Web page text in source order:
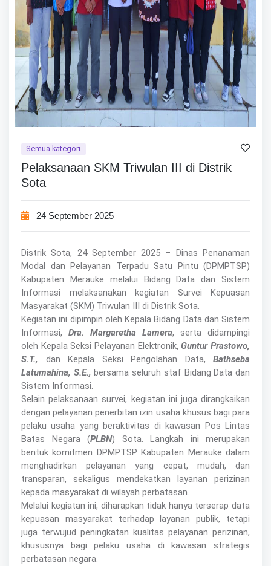
Semua kategori
Pelaksanaan SKM Triwulan III di Distrik
Sota
24 September 2025
Distrik Sota, 24 September 2025 – Dinas Penanaman
Modal dan Pelayanan Terpadu Satu Pintu (DPMPTSP)
Kabupaten Merauke melalui Bidang Data dan Sistem
Informasi melaksanakan kegiatan Survei Kepuasan
Masyarakat (SKM) Triwulan III di Distrik Sota.
Kegiatan ini dipimpin oleh Kepala Bidang Data dan Sistem
Informasi, Dra. Margaretha Lamera, serta didampingi
oleh Kepala Seksi Pelayanan Elektronik,Guntur Prastowo,
S.T., dan Kepala Seksi Pengolahan Data, Bathseba
Latumahina, S.E., bersama seluruh staf Bidang Data dan
Sistem Informasi.
Selain pelaksanaan survei, kegiatan ini juga dirangkaikan
dengan pelayanan penerbitan izin usaha khusus bagi para
pelaku usaha yang beraktivitas di kawasan Pos Lintas
Batas Negara (PLBN) Sota. Langkah ini merupakan
bentuk komitmen DPMPTSP Kabupaten Merauke dalam
menghadirkan pelayanan yang cepat, mudah, dan
transparan, sekaligus mendekatkan layanan perizinan
kepada masyarakat di wilayah perbatasan.
Melalui kegiatan ini, diharapkan tidak hanya terserap data
kepuasan masyarakat terhadap layanan publik, tetapi
juga terwujud peningkatan kualitas pelayanan perizinan,
khususnya bagi pelaku usaha di kawasan strategis
perbatasan negara.